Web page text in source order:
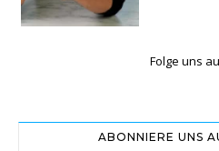
Folge uns
ABONNIERE UNS